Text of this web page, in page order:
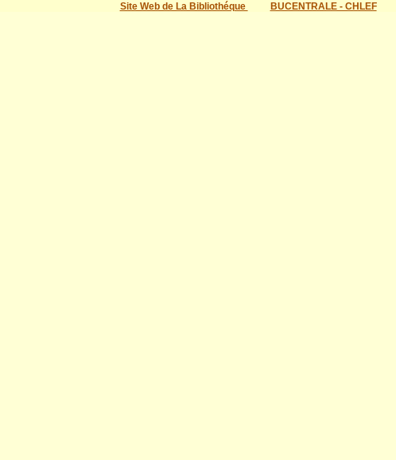
Site Web de La Bibliothéque BUCENTRALE - CHLEF